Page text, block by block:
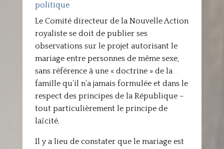
politique
Le Comité directeur de la Nouvelle Action
royaliste se doit de publier ses
observations sur le projet autorisant le
mariage entre personnes de même sexe,
sans référence à une « doctrine » de la
famille qu’il n’a jamais formulée et dans le
respect des principes de la République –
tout particulièrement le principe de
laïcité.
Il y a lieu de constater que le mariage est